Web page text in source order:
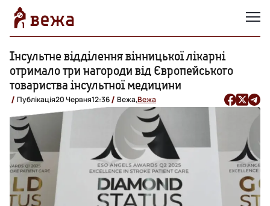
Інсультне відділення вінницької лікарні
отримало три нагороди від Європейського
товариства інсультної медицини
Публікація20 Червня12:36 Вежа,Вежа